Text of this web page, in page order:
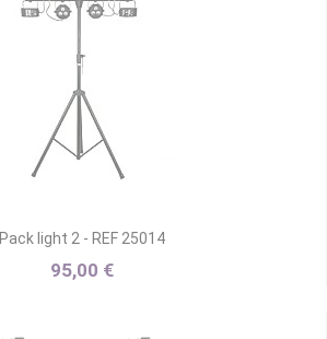
Pack light 2 - REF 25014
95,00 €